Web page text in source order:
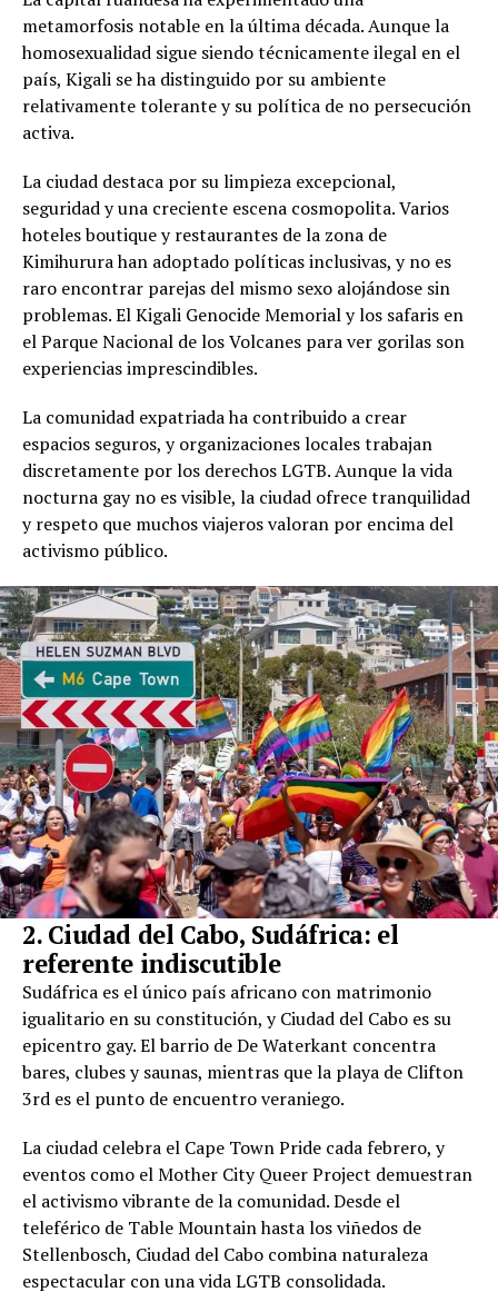
metamorfosis notable en la última década. Aunque la
homosexualidad sigue siendo técnicamente ilegal en el
país, Kigali se ha distinguido por su ambiente
relativamente tolerante y su política de no persecución
activa.
La ciudad destaca por su limpieza excepcional,
seguridad y una creciente escena cosmopolita. Varios
hoteles boutique y restaurantes de la zona de
Kimihurura han adoptado políticas inclusivas, y no es
raro encontrar parejas del mismo sexo alojándose sin
problemas. El Kigali Genocide Memorial y los safaris en
el Parque Nacional de los Volcanes para ver gorilas son
experiencias imprescindibles.
La comunidad expatriada ha contribuido a crear
espacios seguros, y organizaciones locales trabajan
discretamente por los derechos LGTB. Aunque la vida
nocturna gay no es visible, la ciudad ofrece tranquilidad
y respeto que muchos viajeros valoran por encima del
activismo público.
2. Ciudad del Cabo, Sudáfrica: el
referente indiscutible
Sudáfrica es el único país africano con matrimonio
igualitario en su constitución, y Ciudad del Cabo es su
epicentro gay. El barrio de De Waterkant concentra
bares, clubes y saunas, mientras que la playa de Clifton
3rd es el punto de encuentro veraniego.
La ciudad celebra el Cape Town Pride cada febrero, y
eventos como el Mother City Queer Project demuestran
el activismo vibrante de la comunidad. Desde el
teleférico de Table Mountain hasta los viñedos de
Stellenbosch, Ciudad del Cabo combina naturaleza
espectacular con una vida LGTB consolidada.